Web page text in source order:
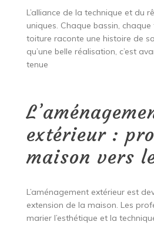
L’alliance de la technique et du
uniques. Chaque bassin,
toiture raconte une histoire de
qu’une belle réalisation, c’est
tenue
extérieur :
maison vers
L’aménagement extérieur est
extension de la maison. Les
marier l’esthétique et la